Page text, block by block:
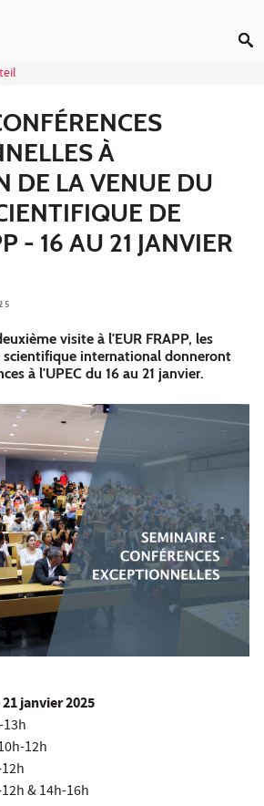
À
DE LA VENUE DU
DE
- 16 AU 21 JANVIER
visite à l'EUR FRAPP, les
scientifique international donneront
à l'UPEC du 16 au 21 janvier.
janvier 2025
12h
& 14h-16h